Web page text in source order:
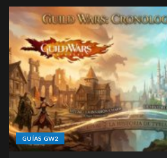
GUÍAS GW2